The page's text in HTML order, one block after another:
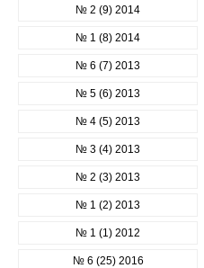
№ 2 (9) 2014
№ 1 (8) 2014
№ 6 (7) 2013
№ 5 (6) 2013
№ 4 (5) 2013
№ 3 (4) 2013
№ 2 (3) 2013
№ 1 (2) 2013
№ 1 (1) 2012
№ 6 (25) 2016